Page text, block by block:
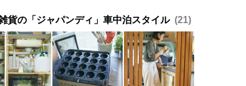
貨の「ジャパンディ」車中泊スタイル 21